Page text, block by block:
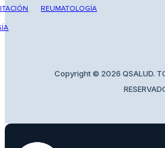
REUMATOLOGÍA
Copyright © 2026 QSALUD.